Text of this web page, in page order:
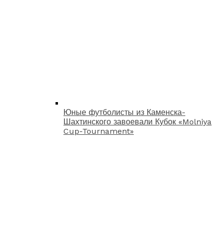
Юные футболисты из Каменска-
Шахтинского завоевали Кубок «Molniya
Cup-Tournament»